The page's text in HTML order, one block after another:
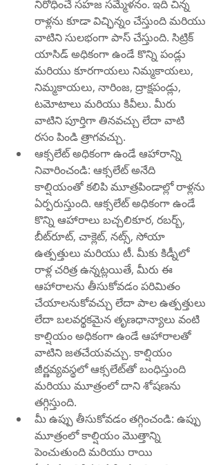
నిరోధించే సహజ సమ్మేళనం. ఇది చిన్న
రాళ్లను కూడా విచ్ఛిన్నం చేస్తుంది మరియు
వాటిని సులభంగా పాస్ చేస్తుంది. సిట్రిక్
యాసిడ్ అధికంగా ఉండే కొన్ని పండ్లు
మరియు కూరగాయలు నిమ్మకాయలు,
నిమ్మకాయలు, నారింజ, ద్రాక్షపండ్లు,
టమోటాలు మరియు కివీలు. మీరు
వాటిని పూర్తిగా తినవచ్చు లేదా వాటి
రసం పిండి త్రాగవచ్చు.
ఆక్సలేట్ అధికంగా ఉండే ఆహారాన్ని
నివారించండి: ఆక్సలేట్ అనేది
కాల్షియంతో కలిపి మూత్రపిండాల్లో రాళ్లను
ఏర్పరుస్తుంది. ఆక్సలేట్ అధికంగా ఉండే
కొన్ని ఆహారాలు బచ్చలికూర, రబర్బ్,
బీట్‌రూట్, చాక్లెట్, నట్స్, సోయా
ఉత్పత్తులు మరియు టీ. మీకు కిడ్నీలో
రాళ్ల చరిత్ర ఉన్నట్లయితే, మీరు ఈ
ఆహారాలను తీసుకోవడం పరిమితం
చేయాలనుకోవచ్చు లేదా పాల ఉత్పత్తులు
లేదా బలవర్థకమైన తృణధాన్యాలు వంటి
కాల్షియం అధికంగా ఉండే ఆహారాలతో
వాటిని జతచేయవచ్చు. కాల్షియం
జీర్ణవ్యవస్థలో ఆక్సలేట్‌తో బంధిస్తుంది
మరియు మూత్రంలో దాని శోషణను
తగ్గిస్తుంది.
మీ ఉప్పు తీసుకోవడం తగ్గించండి: ఉప్పు
మూత్రంలో కాల్షియం మొత్తాన్ని
పెంచుతుంది మరియు రాయి